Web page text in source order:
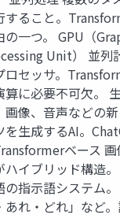
すること。
の一つ。 GPU（
Unit） 並列
ロセッサ。
算に必要不可欠。
画像、音声などの
を生成するAI。
ベース
ハイブリッド構造
の指示語システム
あれ・どれ」など